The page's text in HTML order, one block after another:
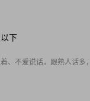
下
、不爱说话，跟熟人话多